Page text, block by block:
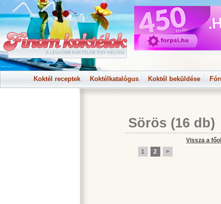
Koktél receptek Koktélkatalógus Koktél beküldése
Sörös (16 db)
Vissza a
1
2 >